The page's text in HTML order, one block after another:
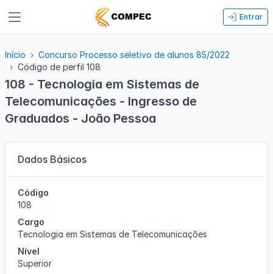
Entrar
Início
Concurso Processo seletivo de alunos 85/2022
Código de perfil 108
108 - Tecnologia em Sistemas de
Telecomunicações - Ingresso de
Graduados - João Pessoa
Dados Básicos
Código
108
Cargo
Tecnologia em Sistemas de Telecomunicações
Nível
Superior